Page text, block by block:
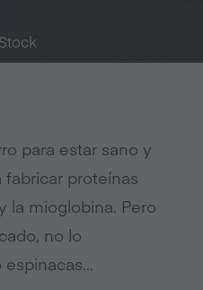
para estar sano y
proteínas
la mioglobina. Pero
no lo